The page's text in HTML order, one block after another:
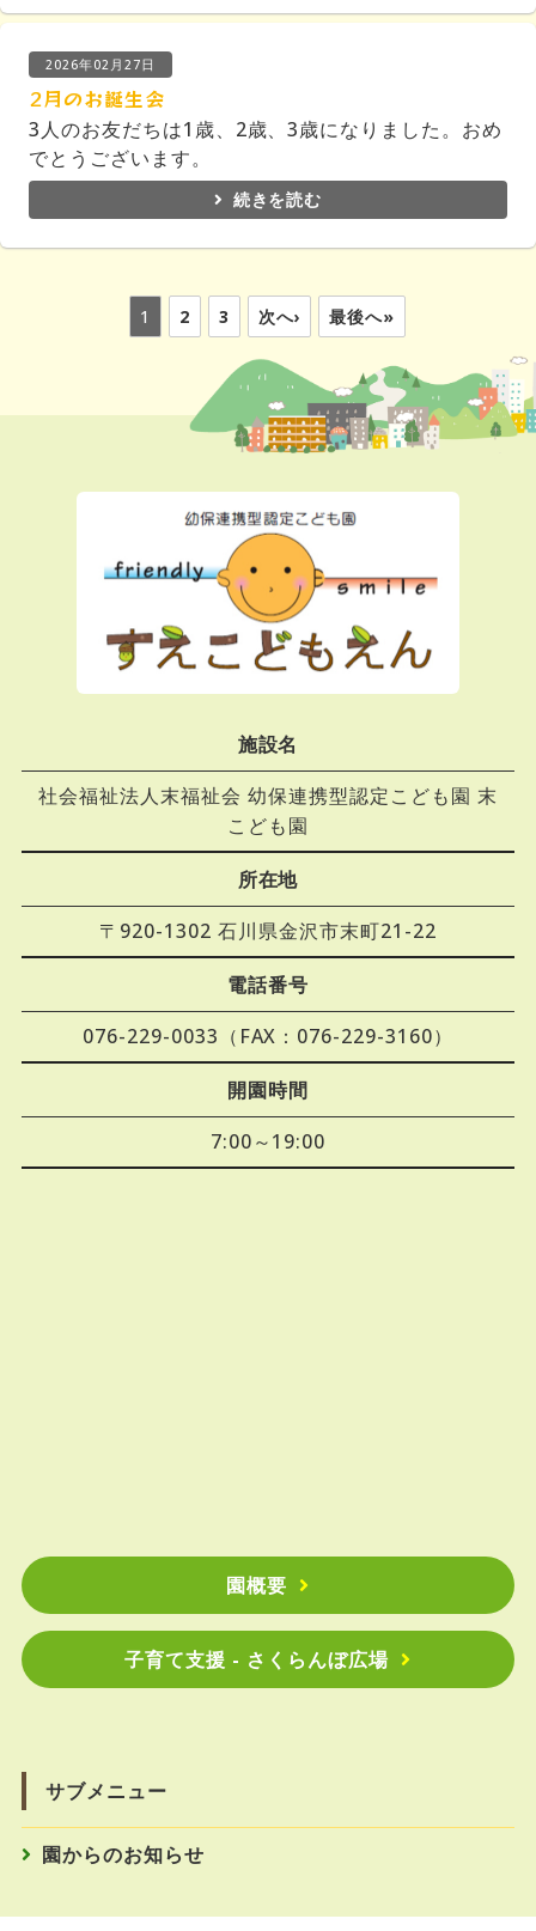
2026年02月27日
2月のお誕生会
3人のお友だちは1歳、2歳、3歳になりました。おめ
でとうございます。
続きを読む
1 2 3 次へ› 最後へ»
施設名
社会福祉法人末福祉会 幼保連携型認定こども園 末
こども園
所在地
〒920-1302 石川県金沢市末町21-22
電話番号
076-229-0033（FAX：076-229-3160）
開園時間
7:00～19:00
園概要
子育て支援 - さくらんぼ広場
サブメニュー
園からのお知らせ